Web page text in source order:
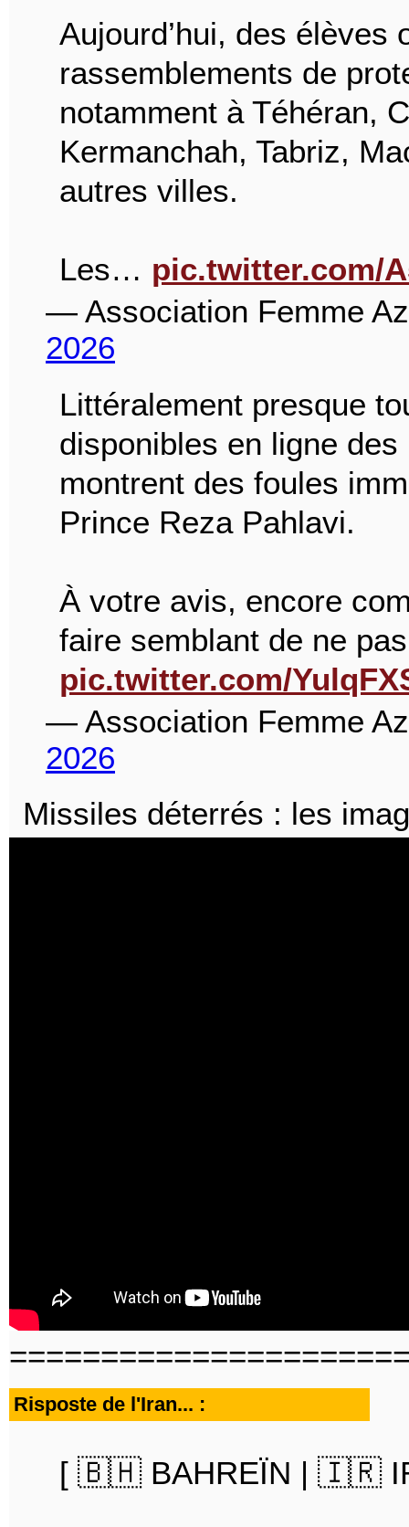
Aujourd’hui, des élèves
rassemblements de
notamment à Téhéran,
Kermanchah, Tabriz,
autres villes.
Les… pic.twitter.com/
— Association Femme
2026
Littéralement presque
disponibles en ligne
montrent des foules
Prince Reza Pahlavi.
À votre avis, encore
faire semblant de ne
pic.twitter.com/
— Association Femme
2026
Missiles déterrés : les
Risposte de l'Iran... :
[ 🇧🇭 BAHREÏN | 🇮🇷